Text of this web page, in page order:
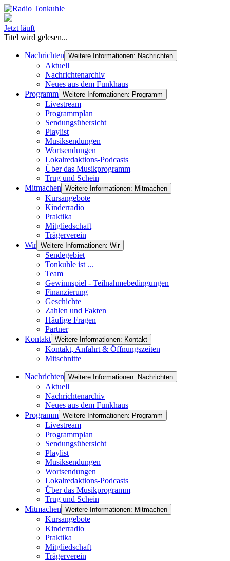
Jetzt läuft
Titel wird gelesen...
Nachrichten Weitere Informationen: Nachrichten
Aktuell
Nachrichtenarchiv
Neues aus dem Funkhaus
Programm Weitere Informationen: Programm
Livestream
Programmplan
Sendungsübersicht
Playlist
Musiksendungen
Wortsendungen
Lokalredaktions-Podcasts
Über das Musikprogramm
Trug und Schein
Mitmachen Weitere Informationen: Mitmachen
Kursangebote
Kinderradio
Praktika
Mitgliedschaft
Trägerverein
Wir Weitere Informationen: Wir
Sendegebiet
Tonkuhle ist ...
Team
Gewinnspiel - Teilnahmebedingungen
Finanzierung
Geschichte
Zahlen und Fakten
Häufige Fragen
Partner
Kontakt Weitere Informationen: Kontakt
Kontakt, Anfahrt & Öffnungszeiten
Mitschnitte
Nachrichten Weitere Informationen: Nachrichten
Aktuell
Nachrichtenarchiv
Neues aus dem Funkhaus
Programm Weitere Informationen: Programm
Livestream
Programmplan
Sendungsübersicht
Playlist
Musiksendungen
Wortsendungen
Lokalredaktions-Podcasts
Über das Musikprogramm
Trug und Schein
Mitmachen Weitere Informationen: Mitmachen
Kursangebote
Kinderradio
Praktika
Mitgliedschaft
Trägerverein